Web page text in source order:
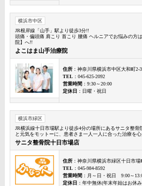
横浜市中区
JR根岸線「山手」駅より徒歩3分!!
頭痛・偏頭痛 肩こり 首こり 腰痛 ヘルニアでお悩みの方
院】へ!!
よこはま山手治療院
住所 ：神奈川県横浜市中区大和町
TEL ：045-625-2092
営業時間 ：9:30～20:00
定休日 ：日曜・祝日
横浜市緑区
JR横浜線十日市場駅より徒歩4分の場所にあるサニタ整
と元気をモットーに、患者さま一人一人に合った治療を心
サニタ整骨院十日市場店
住所 ：神奈川県横浜市緑区十日市場
TEL ：045-984-8592
営業時間 ：月～日・祝日 9:00～
定休日 ：年中無休(年末年始はお休